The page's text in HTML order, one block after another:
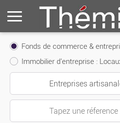
Fonds de commerce &
Immobilier d'entreprise :